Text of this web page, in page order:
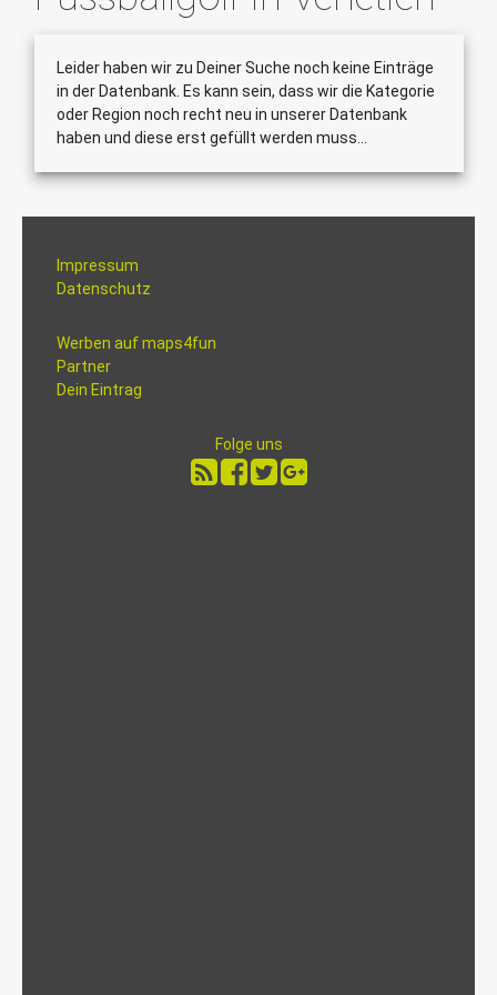
Leider haben wir zu Deiner Suche noch keine Einträge
in der Datenbank. Es kann sein, dass wir die Kategorie
oder Region noch recht neu in unserer Datenbank
haben und diese erst gefüllt werden muss...
Impressum
Datenschutz
Werben auf maps4fun
Partner
Dein Eintrag
Folge uns